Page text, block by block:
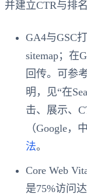
并建立CTR与排
GA4与GSC
sitemap；在
回传。可参
明，见“在
击、展示、
（Google，
法。
Core Web
是75%访问